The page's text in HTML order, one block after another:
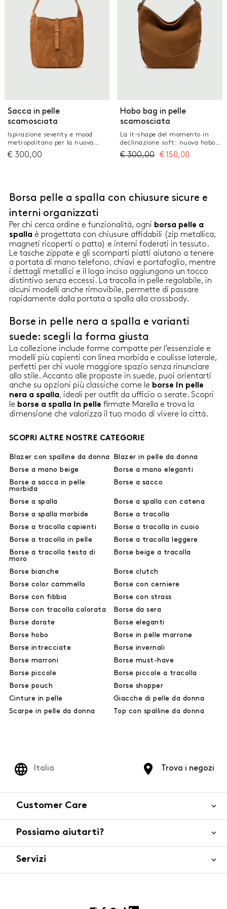
ricoperti Portata a spalla con
tracolla regolabile Fodera in drill
di canvas Dimensioni: 30 x 12 x
Sacca in pelle
scamosciata
Ispirazione seventy e mood
metropolitano per la nuova
hobo bag in suede. Shape
morbida e capienza per la tua
ricoperti Portata a spalla con
tracolla regolabile Fodera
interna in tessuto scamosciato
con tasca zippata Logo Marella
inciso DimensionI: 29 x 12 x 29
cm
€ 300,00
Hobo bag in pelle
scamosciata
La it-shape del momento in
declinazione soft: nuova hobo
bag in suede pelle scamosciata,
con fibbie laterali dorate che
ricoperto Portata a spalla o
laterali logate Fodera in tessuto
e tasca piatta interna Logo
Marella inciso Dimensione: 20 x
14 x 30 cm
€ 300,00 € 150,00
Borsa pelle a spalla con chiusure sicure e
interni organizzati
Per chi cerca ordine e funzionalità, ogni borsa pelle a
spalla è progettata con chiusure affidabili (zip metallica,
magneti ricoperti o patta) e interni foderati in tessuto.
Le tasche zippate e gli scomparti piatti aiutano a tenere
a portata di mano telefono, chiavi e portafoglio, mentre
i dettagli metallici e il logo inciso aggiungono un tocco
distintivo senza eccessi. La tracolla in pelle regolabile, in
alcuni modelli anche rimovibile, permette di passare
rapidamente dalla portata a spalla alla crossbody.
Borse in pelle nera a spalla e varianti
suede: scegli la forma giusta
La collezione include forme compatte per l’essenziale e
modelli più capienti con linea morbida e coulisse laterale,
perfetti per chi vuole maggiore spazio senza rinunciare
allo stile. Accanto alle proposte in suede, puoi orientarti
anche su opzioni più classiche come le borse in pelle
nera a spalla, ideali per outfit da ufficio o serate. Scopri
le borse a spalla in pelle firmate Marella e trova la
dimensione che valorizza il tuo modo di vivere la città.
SCOPRI ALTRE NOSTRE CATEGORIE
Blazer con spalline da donna
Blazer in pelle da donna
Borse a mano beige
Borse a mano eleganti
Borse a sacca in pelle
morbida
Borse a sacco
Borse a spalla
Borse a spalla con catena
Borse a spalla morbide
Borse a tracolla
Borse a tracolla capienti
Borse a tracolla in cuoio
Borse a tracolla in pelle
Borse a tracolla leggere
Borse a tracolla testa di
moro
Borse beige a tracolla
Borse bianche
Borse clutch
Borse color cammello
Borse con cerniere
Borse con fibbia
Borse con strass
Borse con tracolla colorata
Borse da sera
Borse dorate
Borse eleganti
Borse hobo
Borse in pelle marrone
Borse intrecciate
Borse invernali
Borse marroni
Borse must-have
Borse piccole
Borse piccole a tracolla
Borse pouch
Borse shopper
Cinture in pelle
Giacche di pelle da donna
Scarpe in pelle da donna
Top con spalline da donna
Trova i negozi
Italia
Customer Care
Contattaci
Sicurezza del prodotto
Possiamo aiutarti?
Servizi
Click and collect